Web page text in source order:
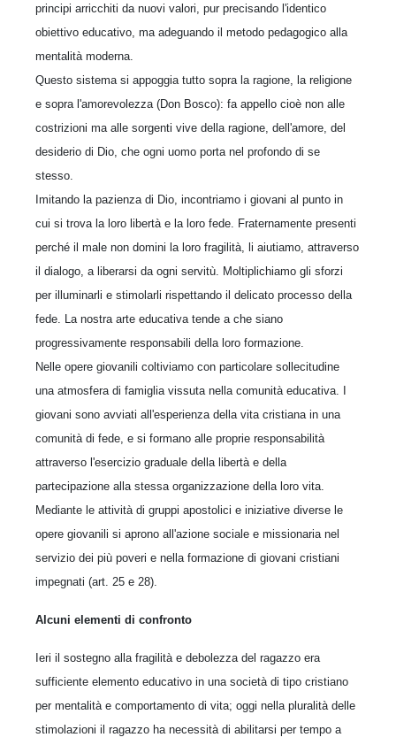
principi arricchiti da nuovi valori, pur precisando l'identico
obiettivo educativo, ma adeguando il metodo pedagogico alla
mentalità moderna.
Questo sistema si appoggia tutto sopra la ragione, la religione
e sopra l'amorevolezza (Don Bosco): fa appello cioè non alle
costrizioni ma alle sorgenti vive della ragione, dell'amore, del
desiderio di Dio, che ogni uomo porta nel profondo di se
stesso.
Imitando la pazienza di Dio, incontriamo i giovani al punto in
cui si trova la loro libertà e la loro fede. Fraternamente presenti
perché il male non domini la loro fragilità, li aiutiamo, attraverso
il dialogo, a liberarsi da ogni servitù. Moltiplichiamo gli sforzi
per illuminarli e stimolarli rispettando il delicato processo della
fede. La nostra arte educativa tende a che siano
progressivamente responsabili della loro formazione.
Nelle opere giovanili coltiviamo con particolare sollecitudine
una atmosfera di famiglia vissuta nella comunità educativa. I
giovani sono avviati all'esperienza della vita cristiana in una
comunità di fede, e si formano alle proprie responsabilità
attraverso l'esercizio graduale della libertà e della
partecipazione alla stessa organizzazione della loro vita.
Mediante le attività di gruppi apostolici e iniziative diverse le
opere giovanili si aprono all'azione sociale e missionaria nel
servizio dei più poveri e nella formazione di giovani cristiani
impegnati (art. 25 e 28).
Alcuni elementi di confronto
Ieri il sostegno alla fragilità e debolezza del ragazzo era
sufficiente elemento educativo in una società di tipo cristiano
per mentalità e comportamento di vita; oggi nella pluralità delle
stimolazioni il ragazzo ha necessità di abilitarsi per tempo a